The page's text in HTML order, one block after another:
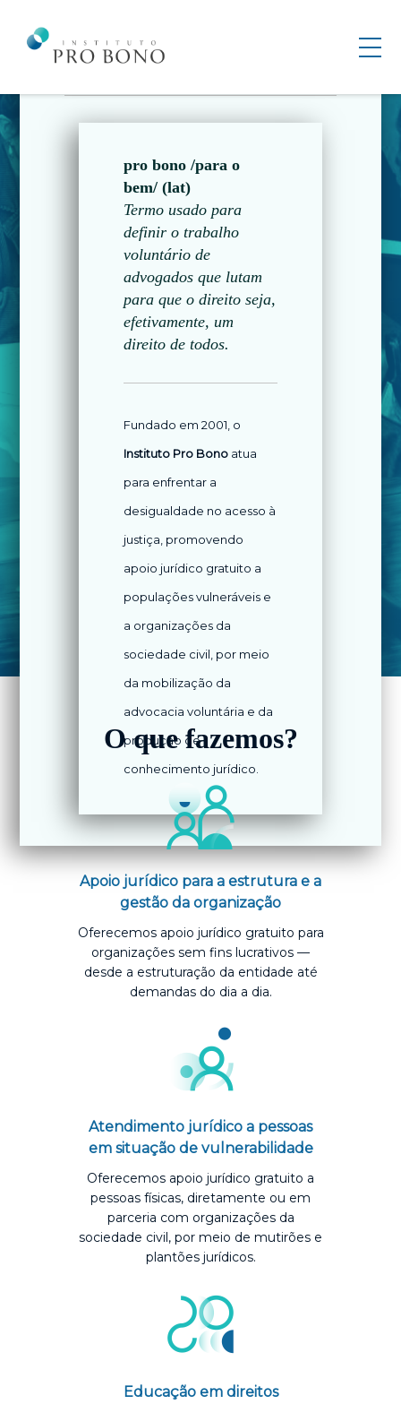
direito de todos.
pro bono /para o
bem/ (lat)
Termo usado para
definir o trabalho
voluntário de
advogados que lutam
para que o direito seja,
efetivamente, um
direito de todos.
Fundado em 2001, o
Instituto Pro Bonoatua
para enfrentar a
desigualdade no acesso à
justiça, promovendo
apoio jurídico gratuito a
populações vulneráveis e
a organizações da
sociedade civil, por meio
da mobilização da
advocacia voluntária e da
produção de
conhecimento jurídico.
O que fazemos?
Apoio jurídico para a estrutura e a
gestão da organização
Oferecemos apoio jurídico gratuito para
organizações sem fins lucrativos —
desde a estruturação da entidade até
demandas do dia a dia.
Atendimento jurídico a pessoas
em situação de vulnerabilidade
Oferecemos apoio jurídico gratuito a
pessoas físicas, diretamente ou em
parceria com organizações da
sociedade civil, por meio de mutirões e
plantões jurídicos.
Educação em direitos